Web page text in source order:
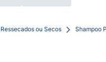
ou Secos Shampoo